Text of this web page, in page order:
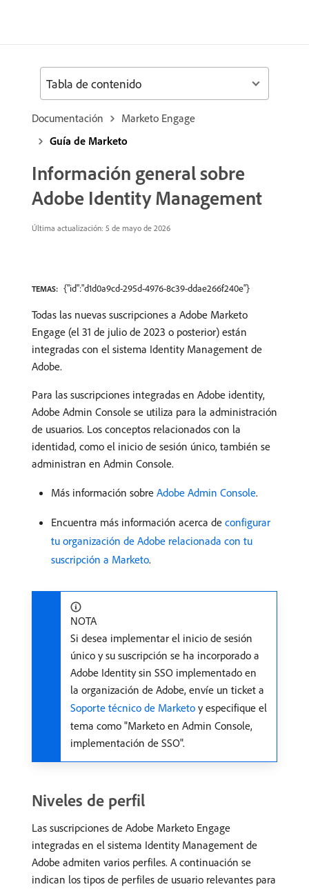
Documentación
Marketo Engage
Guía de Marketo
Información general sobre
Adobe Identity Management
Última actualización: 5 de mayo de 2026
TEMAS: {"id":"d1d0a9cd-295d-4976-8c39-ddae266f240e"}
Todas las nuevas suscripciones a Adobe Marketo
Engage (el 31 de julio de 2023 o posterior) están
integradas con el sistema Identity Management de
Adobe.
Para las suscripciones integradas en Adobe identity,
Adobe Admin Console se utiliza para la administración
de usuarios. Los conceptos relacionados con la
identidad, como el inicio de sesión único, también se
administran en Admin Console.
Más información sobre Adobe Admin Console.
Encuentra más información acerca de configurar
tu organización de Adobe relacionada con tu
suscripción a Marketo.
NOTA
Si desea implementar el inicio de sesión
único y su suscripción se ha incorporado a
Adobe Identity sin SSO implementado en
la organización de Adobe, envíe un ticket a
Soporte técnico de Marketo y especifique el
tema como "Marketo en Admin Console,
implementación de SSO".
Niveles de perfil
Las suscripciones de Adobe Marketo Engage
integradas en el sistema Identity Management de
Adobe admiten varios perfiles. A continuación se
indican los tipos de perfiles de usuario relevantes para
Tabla de contenido